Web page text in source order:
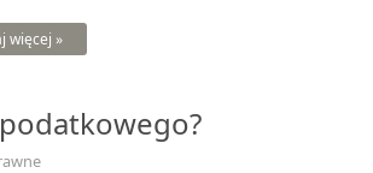
więcej »